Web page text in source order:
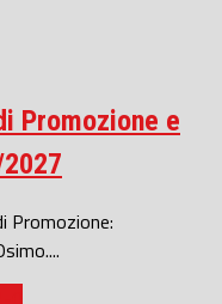
Promozione e
Promozione: